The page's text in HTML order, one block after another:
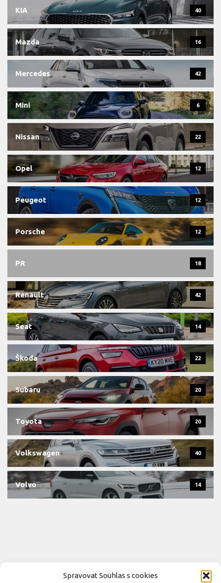
Spravovat Souhlas s cookies
KIA 40
Mazda 16
Mercedes 42
Mini 6
Nissan 22
Opel 12
Peugeot 12
Porsche 12
PR 18
Renault 42
Seat 14
Škoda 22
Subaru 20
Toyota 20
Volkswagen 40
Volvo 14